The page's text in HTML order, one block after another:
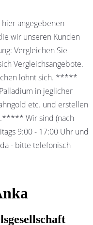
angegebenen
wir unseren Kunden
Vergleichen Sie
Vergleichsangebote.
lohnt sich. *****
in jeglicher
etc. und erstellen
Wir sind (nach
9:00 - 17:00 Uhr und
- bitte telefonisch